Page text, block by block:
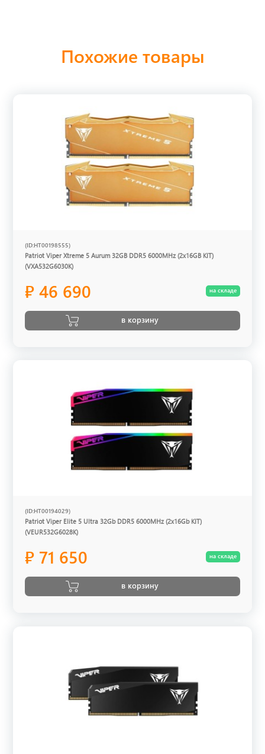
Похожие товары
(ID:HT00198555)
Patriot Viper Xtreme 5 Aurum 32GB DDR5 6000MHz (2x16GB KIT)
(VXA532G6030K)
₽ 46 690 на складе
в корзину
(ID:HT00194029)
Patriot Viper Elite 5 Ultra 32Gb DDR5 6000MHz (2x16Gb KIT)
(VEUR532G6028K)
₽ 71 650 на складе
в корзину